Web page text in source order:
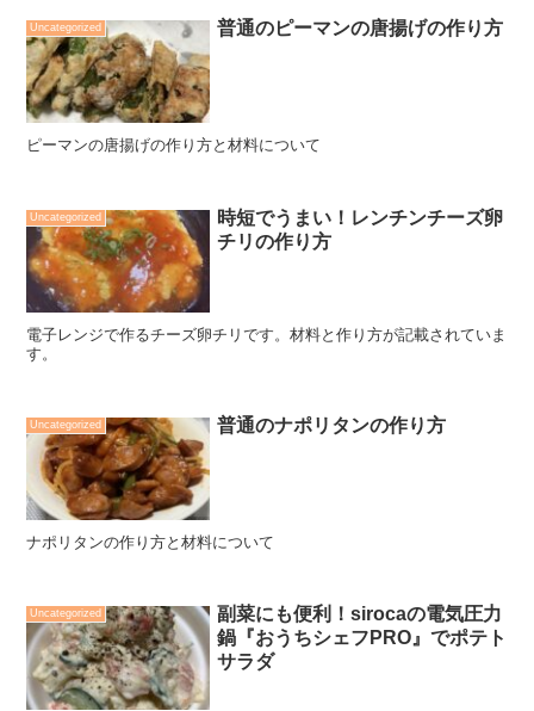
Uncategorized 普通のピーマンの唐揚げの作り方
ピーマンの唐揚げの作り方と材料について
Uncategorized
時短でうまい！レンチンチーズ卵
チリの作り方
電子レンジで作るチーズ卵チリです。材料と作り方が記載されていま
す。
Uncategorized 普通のナポリタンの作り方
ナポリタンの作り方と材料について
Uncategorized
副菜にも便利！sirocaの電気圧力
鍋『おうちシェフPRO』でポテト
サラダ